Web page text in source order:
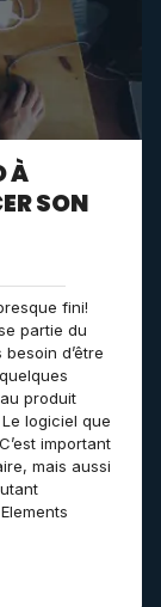
À
SON
fini!
partie du
d’être
produit
logiciel que
important
mais aussi